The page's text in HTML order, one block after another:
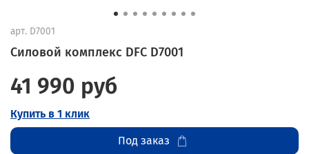
арт. D7001
Силовой комплекс DFC D7001
41 990 руб
Купить в 1 клик
Под заказ